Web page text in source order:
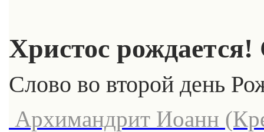
Христос
Слово во второй день
Архимандрит Иоанн